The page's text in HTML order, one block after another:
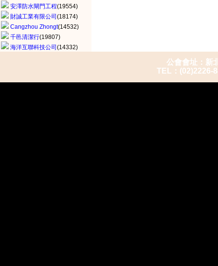
安澤防水閘門工程(19554)
財誠工業有限公司 (18174)
Cangzhou Zhongt(14532)
千邑清潔行(19807)
海洋互聯科技公司 (14332)
公會會址：新
TEL：